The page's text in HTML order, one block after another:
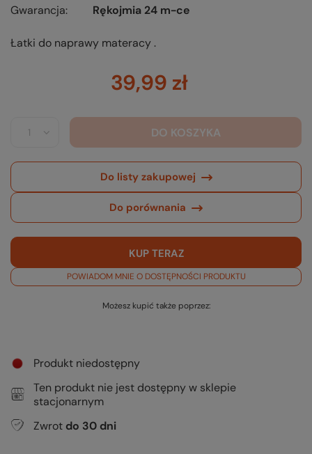
Gwarancja
Rękojmia 24 m-ce
Łatki do naprawy materacy .
39,99 zł
DO KOSZYKA
Do listy zakupowej
Do porównania
KUP TERAZ
POWIADOM MNIE O DOSTĘPNOŚCI PRODUKTU
Możesz kupić także poprzez:
Produkt niedostępny
Ten produkt nie jest dostępny w sklepie
stacjonarnym
Zwrot do 30 dni